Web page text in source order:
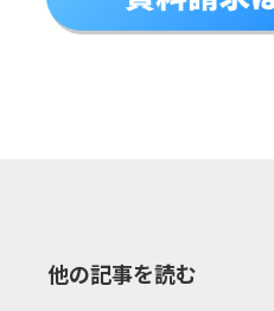
他の記事を読む